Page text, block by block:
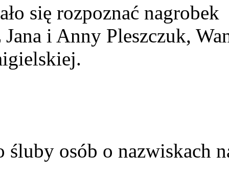
się rozpoznać nagrobek
i Anny Pleszczuk,
śluby osób o nazwiskach